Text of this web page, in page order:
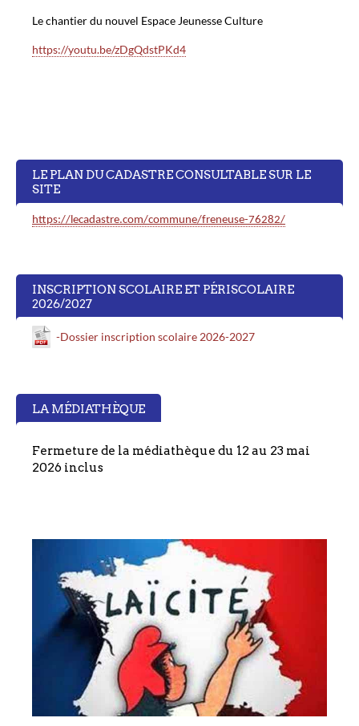
Le chantier du nouvel Espace Jeunesse Culture
https://youtu.be/zDgQdstPKd4
LE PLAN DU CADASTRE CONSULTABLE SUR LE
SITE
https://lecadastre.com/commune/freneuse-76282/
INSCRIPTION SCOLAIRE ET PÉRISCOLAIRE
2026/2027
-Dossier inscription scolaire 2026-2027
LA MÉDIATHÈQUE
Fermeture de la médiathèque du 12 au 23 mai
2026 inclus